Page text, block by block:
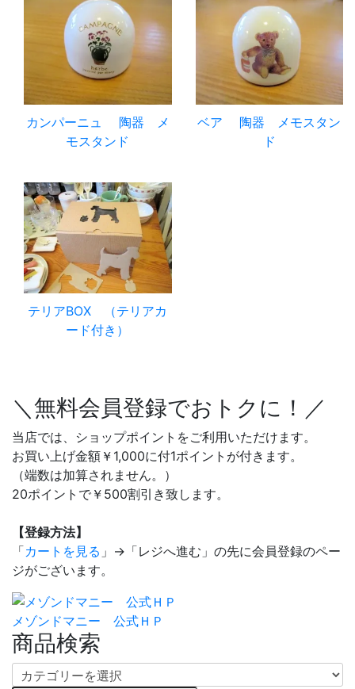
カンパーニュ 陶器 メ
モスタンド
ベア 陶器 メモスタン
ド
テリアBOX （テリアカ
ード付き）
＼無料会員登録でおトクに！／
当店では、ショップポイントをご利用いただけます。
お買い上げ金額￥1,000に付1ポイントが付きます。
（端数は加算されません。）
20ポイントで￥500割引き致します。
【登録方法】
「カートを見る 」→「レジへ進む」の先に会員登録のペー
ジがございます。
メゾンドマニー 公式ＨＰ
商品検索